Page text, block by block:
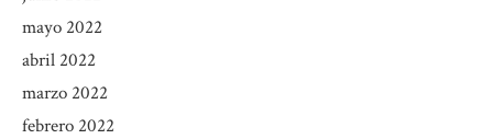
mayo 2022
abril 2022
marzo 2022
febrero 2022